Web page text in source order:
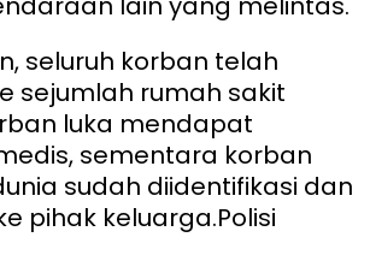
seluruh korban telah
sejumlah rumah sakit
luka mendapat
sementara korban
sudah diidentifikasi dan
pihak keluarga.Polisi